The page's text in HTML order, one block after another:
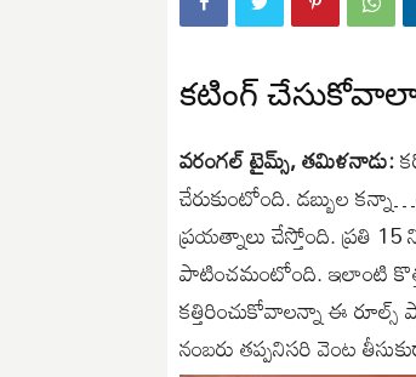
కటింగ్
వరంగల్ టైమ్స్, తమిళనాడు:
చేరుకుంటోంది. డబ్బుల
ప్రయత్నాలు చేస్తోంది. ప్రతి
పాటించమంటోంది. ఇలాంటి
కత్తిరించుకోవాలన్నా ఈ
నంబరు తప్పనిసరి వెంట